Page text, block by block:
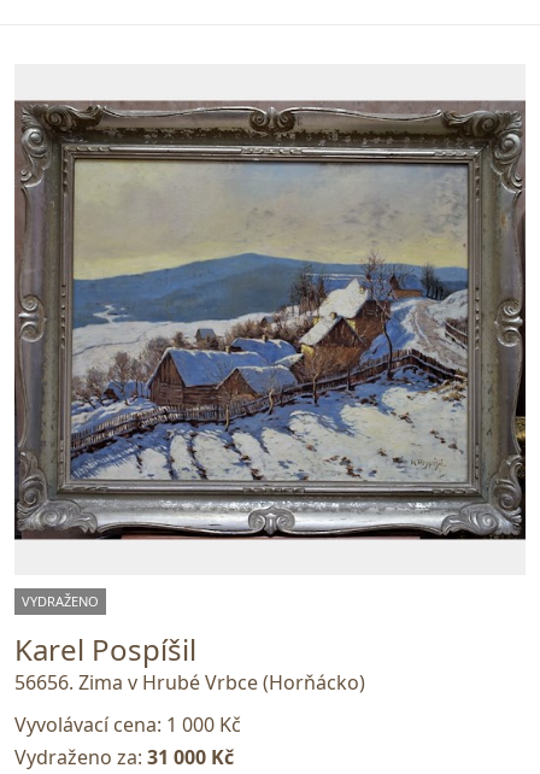
VYDRAŽENO
Karel Pospíšil
56656. Zima v Hrubé Vrbce (Horňácko)
Vyvolávací cena: 1 000 Kč
Vydraženo za: 31 000 Kč